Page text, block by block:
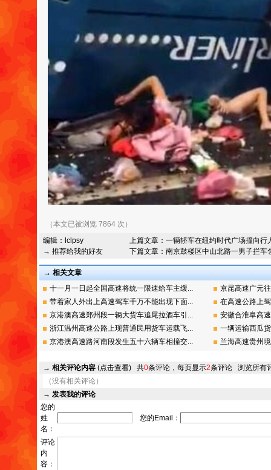
（本文已被浏览 7864 次）
编辑： lclpsy
→ 推荐给我的好友
上篇文章： 一辆轿车在纽约时代广场撞向行
下篇文章： 南京鼓楼区中山北路一男子拦车
→ 相关文章
十一月一日起全国高速将统一限速给车主缓...
京昆高速广元
带着家人外出上高速驾车千万不能出现下面...
在高速公路上
京港澳高速郑州段一辆大货车追尾拉酒车引...
安徽合淮阜高
浙江温州高速公路上现普通民用货车运载飞...
一辆运输西瓜
京港澳高速路河南段发生五十六辆车相撞交...
兰海高速贵州
→ 相关评论内容 (点击查看) 共0条评论，每页显示2条评论 浏览所有
（没有相关评论）
→ 发表我的评论
您的
姓
名：
您的Email：
评论
内
容：